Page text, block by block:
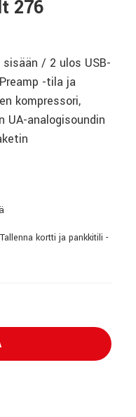
276
/ 2 ulos USB-
-tila ja
kompressori,
analogisoundin
kortti ja pankkitili -